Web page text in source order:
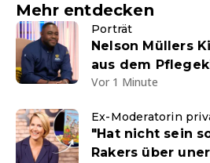
Mehr entdecken
Porträt
Nelson Müllers
aus dem
Vor 1 Minute
Ex-Moderatorin
"Hat nicht sein
Rakers über